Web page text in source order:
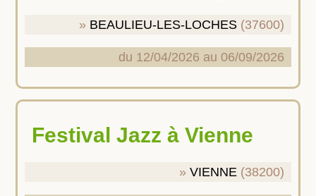
BEAULIEU-LES-LOCHES (37600)
du 12/04/2026 au 06/09/2026
Festival Jazz à Vienne
VIENNE (38200)